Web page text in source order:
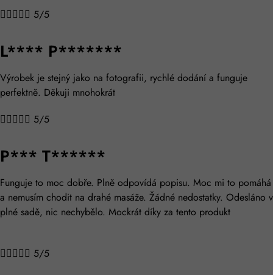
 5/5
L**** P*******
Výrobek je stejný jako na fotografii, rychlé dodání a funguje
perfektně. Děkuji mnohokrát
 5/5
P*** T******
Funguje to moc dobře. Plně odpovídá popisu. Moc mi to pomáhá
a nemusím chodit na drahé masáže. Žádné nedostatky. Odesláno v
plné sadě, nic nechybělo. Mockrát díky za tento produkt
 5/5